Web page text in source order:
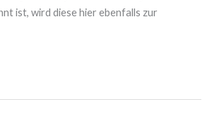
ist, wird diese hier ebenfalls zur